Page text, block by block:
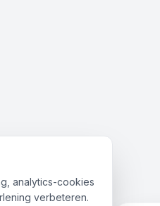
analytics-cookies
verbeteren.